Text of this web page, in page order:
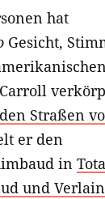
hat
Gesicht,
Straßen
er den
in
und